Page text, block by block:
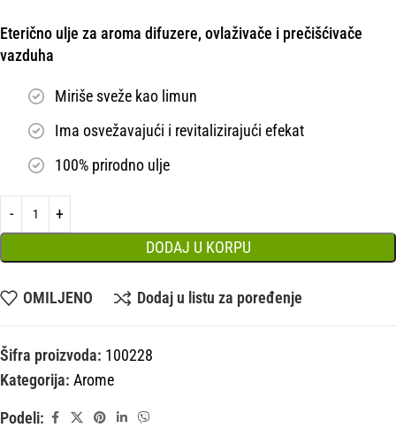
Eterično ulje za aroma difuzere, ovlaživače i prečišćivače
vazduha
Miriše sveže kao limun
Ima osvežavajući i revitalizirajući efekat
100% prirodno ulje
DODAJ U KORPU
OMILJENO Dodaj u listu za poređenje
Šifra proizvoda: 100228
Kategorija: Arome
Podeli: